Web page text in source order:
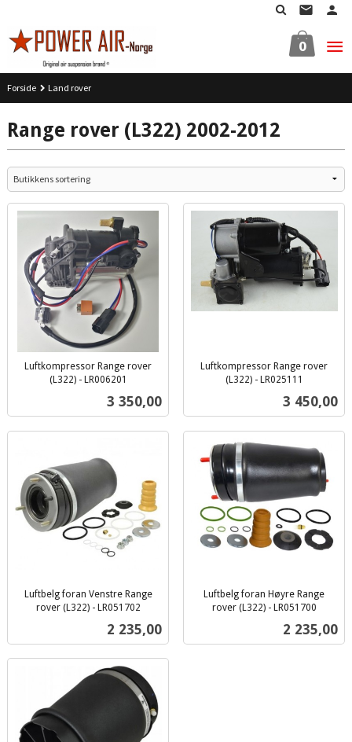
innholdet
0
Forside Land rover
Range rover (L322) 2002-2012
Luftkompressor Range rover
(L322) - LR006201
Pris
3 350,00
Luftkompressor Range rover
(L322) - LR025111
Pris
3 450,00
Luftbelg foran Venstre Range
rover (L322) - LR051702
Pris
2 235,00
Luftbelg foran Høyre Range
rover (L322) - LR051700
Pris
2 235,00